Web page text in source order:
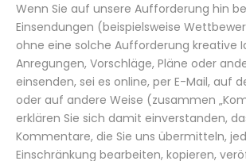
Wenn Sie auf unsere Aufforderung hin
Einsendungen (beispielsweise
ohne eine solche Aufforderung kreative
Anregungen, Vorschläge, Pläne oder
einsenden, sei es online, per E-Mail, auf
oder auf andere Weise (zusammen
erklären Sie sich damit einverstanden,
Kommentare, die Sie uns übermitteln,
Einschränkung bearbeiten, kopieren,